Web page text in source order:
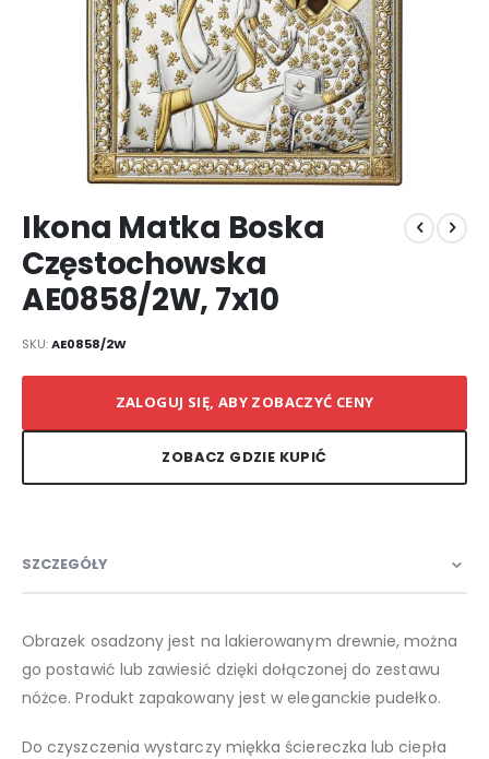
na
początek
galerii
Ikona Matka Boska
Częstochowska
AE0858/2W, 7x10
SKU AE0858/2W
ZALOGUJ SIĘ, ABY ZOBACZYĆ CENY
ZOBACZ GDZIE KUPIĆ
SZCZEGÓŁY
Obrazek osadzony jest na lakierowanym drewnie, można
go postawić lub zawiesić dzięki dołączonej do zestawu
nóżce. Produkt zapakowany jest w eleganckie pudełko.
Do czyszczenia wystarczy miękka ściereczka lub ciepła